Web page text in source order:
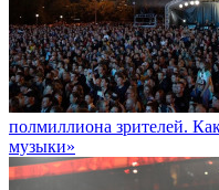
полмиллиона зрителей.
музыки»